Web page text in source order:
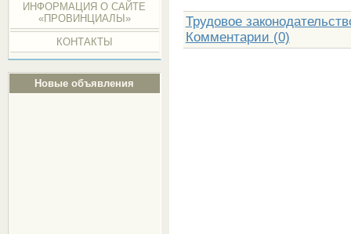
ИНФОРМАЦИЯ О САЙТЕ
«ПРОВИНЦИАЛЫ»
КОНТАКТЫ
Новые объявления
Трудовое
Комментарии (0)